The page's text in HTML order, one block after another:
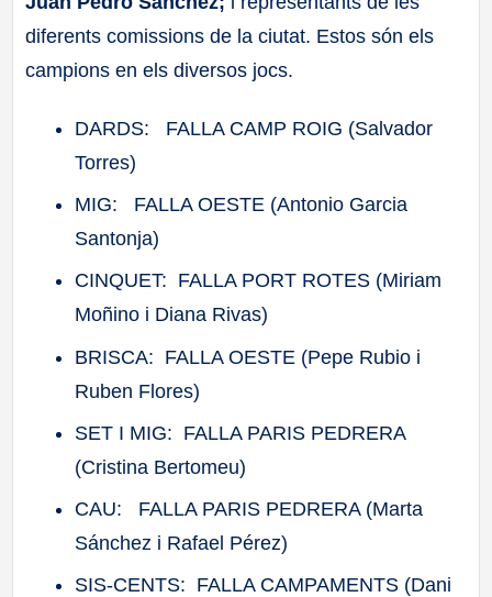
diferents comissions de la ciutat. Estos són els
campions en els diversos jocs.
DARDS: FALLA CAMP ROIG (Salvador
Torres)
MIG: FALLA OESTE (Antonio Garcia
Santonja)
CINQUET: FALLA PORT ROTES (Miriam
Moñino i Diana Rivas)
BRISCA: FALLA OESTE (Pepe Rubio i
Ruben Flores)
SET I MIG: FALLA PARIS PEDRERA
(Cristina Bertomeu)
CAU: FALLA PARIS PEDRERA (Marta
Sánchez i Rafael Pérez)
SIS-CENTS: FALLA CAMPAMENTS (Dani